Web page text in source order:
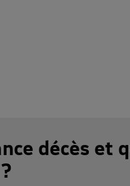
décès et